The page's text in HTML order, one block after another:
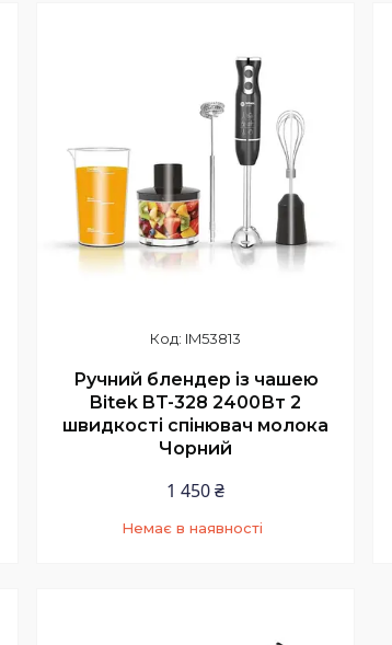
IM53813
Ручний блендер із чашею
Bitek BT-328 2400Вт 2
швидкості спінювач молока
Чорний
1 450 ₴
Немає в наявності